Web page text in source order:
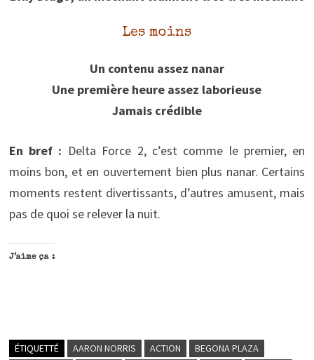
Les moins
Un contenu assez nanar
Une première heure assez laborieuse
Jamais crédible
En bref : Delta Force 2, c’est comme le premier, en
moins bon, et en ouvertement bien plus nanar. Certains
moments restent divertissants, d’autres amusent, mais
pas de quoi se relever la nuit.
J’aime ça :
ÉTIQUETTÉ AARON NORRIS ACTION
BEGONA PLAZA